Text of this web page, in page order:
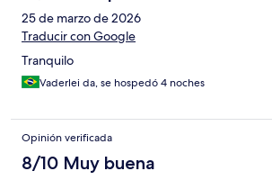
25 de marzo de 2026
Traducir con Google
Tranquilo
Vaderlei da, se hospedó 4 noches
Opinión verificada
8/10 Muy buena